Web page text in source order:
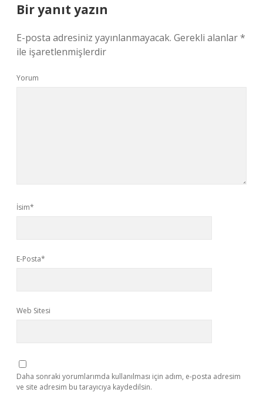
Bir yanıt yazın
E-posta adresiniz yayınlanmayacak. Gerekli alanlar*
ile işaretlenmişlerdir
Yorum
İsim*
E-Posta*
Web Sitesi
Daha sonraki yorumlarımda kullanılması için adım, e-posta adresim
ve site adresim bu tarayıcıya kaydedilsin.